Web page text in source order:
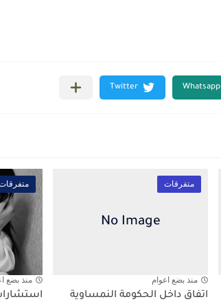
متفرقات
منذ بضع اعوام
اتفاق داخل الحكومة النمساوية
منذ بضع